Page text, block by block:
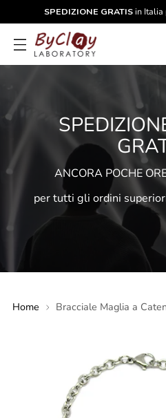
SPEDIZIONE GRATIS in
ANCORA POCHE
per tutti gli ordini
Home Bracciale Maglia a